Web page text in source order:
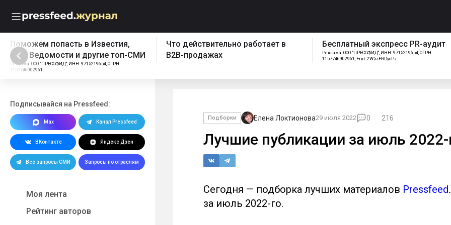
Что действительно работает в
B2B-продажах
Бесплатный экспресс PR-аудит
Реклама: ООО "ПРЕССФИД", ИНН: 9715219654, ОГРН:
1157746902961, Erid: 2W5zFGDycPz
Как работает отдел
сопровождения Pressfeed
Подписывайся на Pressfeed:
Max Канал Pressfeed
ВКонтакте Яндекс Дзен
Все запросы СМИ Запросы по отраслям
Моя лента
Рейтинг авторов
Подборки Елена Локтионова29 июля 2022 0 216
Лучшие публикации за июль 2022-
Сегодня — подборка лучших материалов Pressfeed
за июль 2022-го.